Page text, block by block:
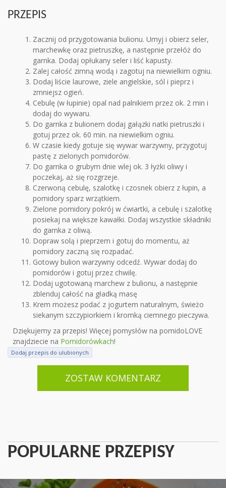
PRZEPIS
Zacznij od przygotowania bulionu. Umyj i obierz seler,
marchewkę oraz pietruszkę, a następnie przełóż do
garnka. Dodaj opłukany seler i liść kapusty.
Zalej całość zimną wodą i zagotuj na niewielkim ogniu.
Dodaj liście laurowe, ziele angielskie, sól i pieprz i
zmniejsz ogień.
Cebulę (w łupinie) opal nad palnikiem przez ok. 2 min i
dodaj do wywaru.
Do garnka z bulionem dodaj gałązki natki pietruszki i
gotuj przez ok. 60 min. na niewielkim ogniu.
W czasie kiedy gotuje się wywar warzywny, przygotuj
pastę z zielonych pomidorów.
Do garnka o grubym dnie wlej ok. 3 łyżki oliwy i
poczekaj, aż się rozgrzeje.
Czerwoną cebulę, szalotkę i czosnek obierz z łupin, a
pomidory sparz wrzątkiem.
Zielone pomidory pokrój w ćwiartki, a cebulę i szalotkę
posiekaj na większe kawałki. Dodaj wszystkie składniki
do garnka z oliwą.
Dopraw solą i pieprzem i gotuj do momentu, aż
pomidory zaczną się rozpadać.
Gotowy bulion warzywny odcedź. Wywar dodaj do
pomidorów i gotuj przez chwilę.
Dodaj ugotowaną marchew z bulionu, a następnie
zblenduj całość na gładką masę
Krem możesz podać z jogurtem naturalnym, świeżo
siekanym szczypiorkiem i kromką ciemnego pieczywa.
Dziękujemy za przepis! Więcej pomysłów na pomidoLOVE
znajdziecie na Pomidorówkach!
Dodaj przepis do ulubionych
ZOSTAW KOMENTARZ
POPULARNE PRZEPISY